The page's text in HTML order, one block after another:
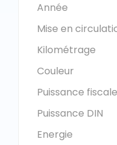
Année
Mise en
Kilométrage
Couleur
Puissance fiscale
Puissance DIN
Energie